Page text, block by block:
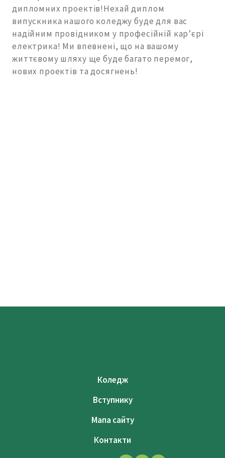
дипломних проектів!Нехай диплом
випускника нашого коледжу буде для вас
надійним провідником у професійній карʼєрі
електрика! Ми впевнені, що на вашому
життєвому шляху ще буде багато перемог,
нових проектів та досягнень!
Коледж
Вступнику
Мапа сайту
Контакти